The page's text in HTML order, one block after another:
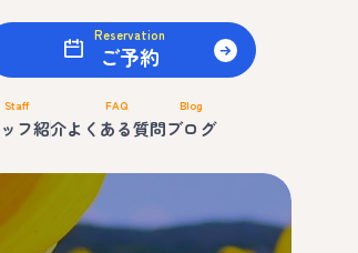
Reservation
ご予約
Staff
フ紹介
FAQ
よくある質問
Blog
ブログ